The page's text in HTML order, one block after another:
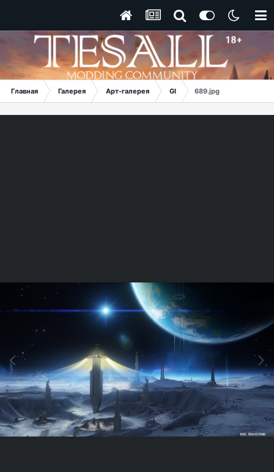
Главная Галерея Арт-галерея GI 689.jpg